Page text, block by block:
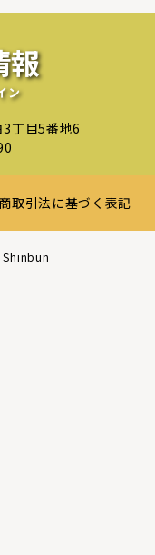
報
ン
丁目5番地6
取引法に基づく表記